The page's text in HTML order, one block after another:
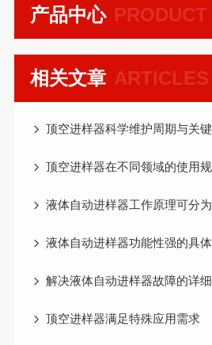
PRODUCT
产品中心
ARTICLES
相关文章
顶空进样器科学维护周期与关
顶空进样器在不同领域的使用
液体自动进样器工作原理可分
液体自动进样器功能性强的具
解决液体自动进样器故障的详
顶空进样器满足特殊应用需求